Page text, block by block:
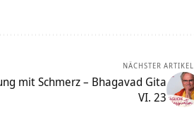
NÄCHSTER ARTIKEL
mit Schmerz – Bhagavad Gita
VI. 23